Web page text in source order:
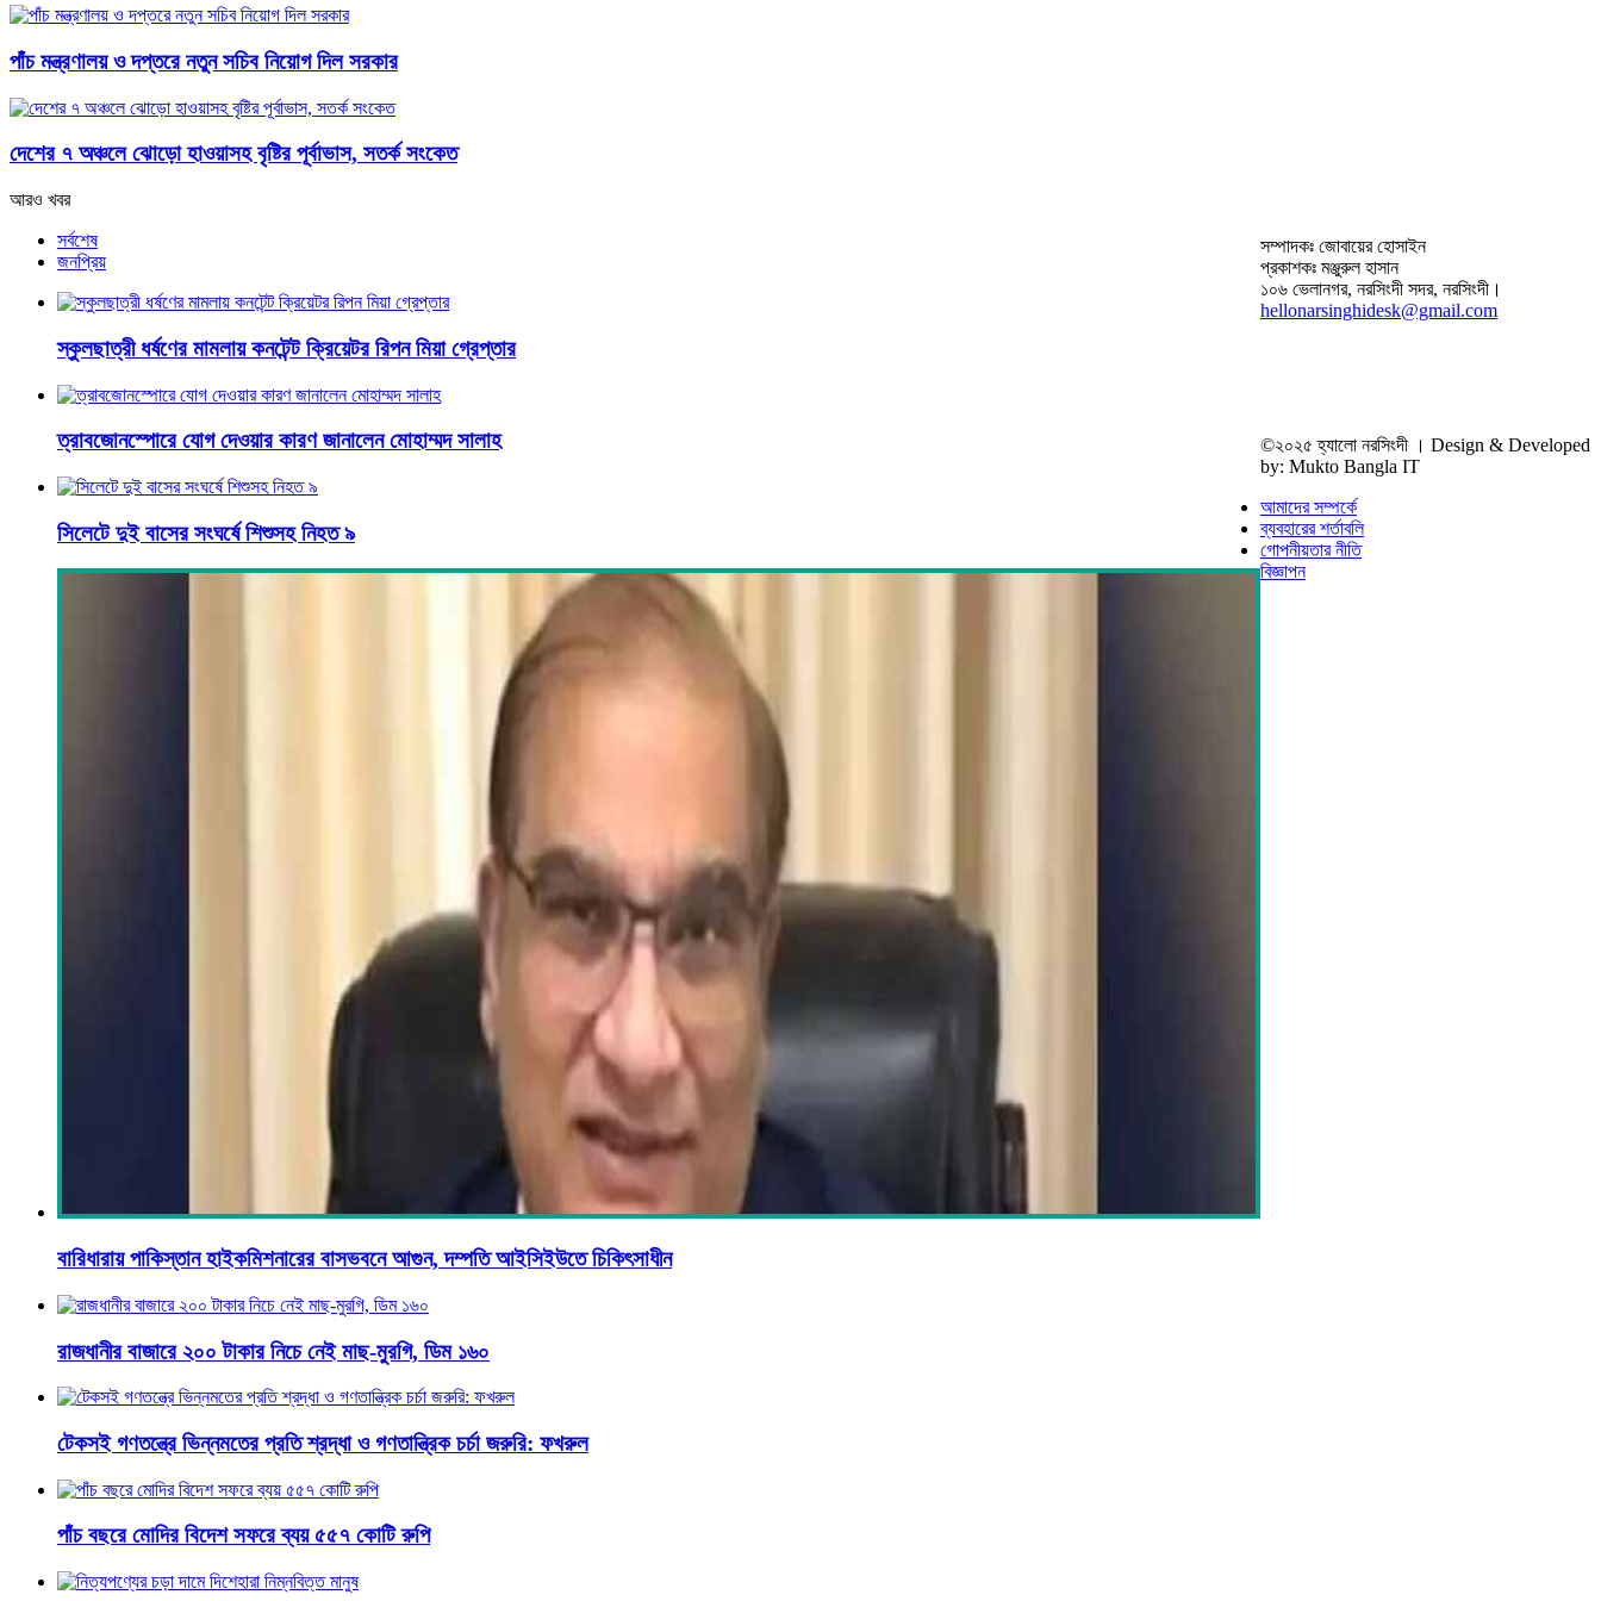
পাঁচ মন্ত্রণালয় ও দপ্তরে নতুন সচিব নিয়োগ দিল সরকার
দেশের ৭ অঞ্চলে ঝোড়ো হাওয়াসহ বৃষ্টির পূর্বাভাস, সতর্ক সংকেত
আরও খবর
সর্বশেষ
জনপ্রিয়
স্কুলছাত্রী ধর্ষণের মামলায় কনটেন্ট ক্রিয়েটর রিপন মিয়া গ্রেপ্তার
ত্রাবজোনস্পোরে যোগ দেওয়ার কারণ জানালেন মোহাম্মদ সালাহ
সিলেটে দুই বাসের সংঘর্ষে শিশুসহ নিহত ৯
বারিধারায় পাকিস্তান হাইকমিশনারের বাসভবনে আগুন, দম্পতি আইসিইউতে চিকিৎসাধীন
রাজধানীর বাজারে ২০০ টাকার নিচে নেই মাছ-মুরগি, ডিম ১৬০
টেকসই গণতন্ত্রে ভিন্নমতের প্রতি শ্রদ্ধা ও গণতান্ত্রিক চর্চা জরুরি: ফখরুল
পাঁচ বছরে মোদির বিদেশ সফরে ব্যয় ৫৫৭ কোটি রুপি
সম্পাদকঃ জোবায়ের হোসাইন
প্রকাশকঃ মঞ্জুরুল হাসান
১০৬ ভেলানগর, নরসিংদী সদর, নরসিংদী।
hellonarsinghidesk@gmail.com
©২০২৫ হ্যালো নরসিংদী । Design & Developed
by: Mukto Bangla IT
আমাদের সম্পর্কে
ব্যবহারের শর্তাবলি
গোপনীয়তার নীতি
বিজ্ঞাপন